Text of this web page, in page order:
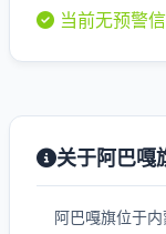
当前无预警
关于阿巴嘎
阿巴嘎旗位于内